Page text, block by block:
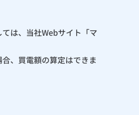
は、当社Webサイト「マ
、買電額の算定はできま